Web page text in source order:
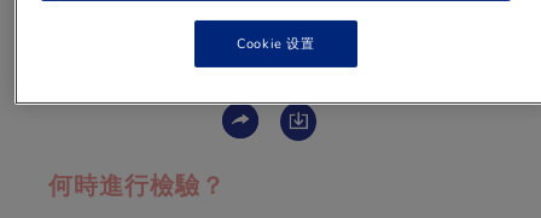
何時進行檢驗？
Cookie 设置